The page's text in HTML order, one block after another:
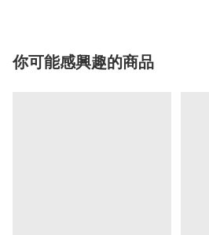
你可能感興趣的商品